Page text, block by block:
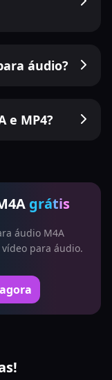
áudio?
e MP4?
grátis
áudio M4A
para áudio.